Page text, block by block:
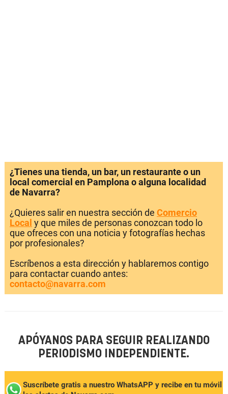
¿Tienes una tienda, un bar, un restaurante o un
local comercial en Pamplona o alguna localidad
de Navarra?
¿Quieres salir en nuestra sección de Comercio
Local y que miles de personas conozcan todo lo
que ofreces con una noticia y fotografías hechas
por profesionales?
Escríbenos a esta dirección y hablaremos contigo
para contactar cuando antes:
contacto@navarra.com
APÓYANOS PARA SEGUIR REALIZANDO
PERIODISMO INDEPENDIENTE.
Suscríbete gratis a nuestro WhatsAPP y recibe en tu móvil